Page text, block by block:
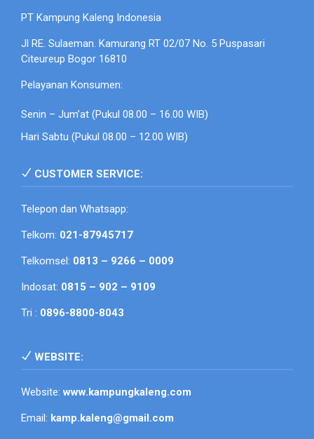
PT Kampung Kaleng Indonesia
Jl RE. Sulaeman. Kamurang RT 02/07 No. 5 Puspasari
Citeureup Bogor 16810
Pelayanan Konsumen:
Senin – Jum’at (Pukul 08.00 – 16.00 WIB)
Hari Sabtu (Pukul 08.00 – 12.00 WIB)
CUSTOMER SERVICE:
Telepon dan Whatsapp:
Telkom: 021-87945717
Telkomsel: 0813 – 9266 – 0009
Indosat: 0815 – 902 – 9109
Tri : 0896-8800-8043
WEBSITE:
Website:www.kampungkaleng.com
Email: kamp.kaleng@gmail.com